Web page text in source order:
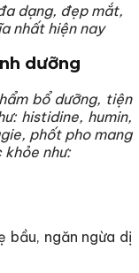
dạng, đẹp mắt,
nhất hiện nay
dưỡng
bổ dưỡng, tiện
histidine, humin,
phốt pho mang
như:
bầu, ngăn ngừa dị